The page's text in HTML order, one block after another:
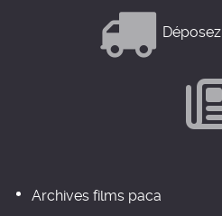
Déposez
Archives films paca